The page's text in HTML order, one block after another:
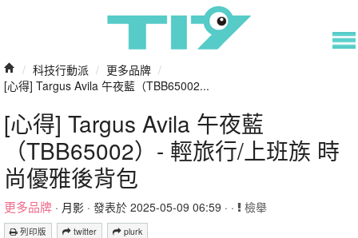
/ 科技行動派 / 更多品牌 /
[心得] Targus Avila 午夜藍（TBB65002...
[心得] Targus Avila 午夜藍
（TBB65002）- 輕旅行/上班族 時
尚優雅後背包
更多品牌 · 月影 · 發表於 2025-05-09 06:59 · · 檢舉
列印版 twitter plurk